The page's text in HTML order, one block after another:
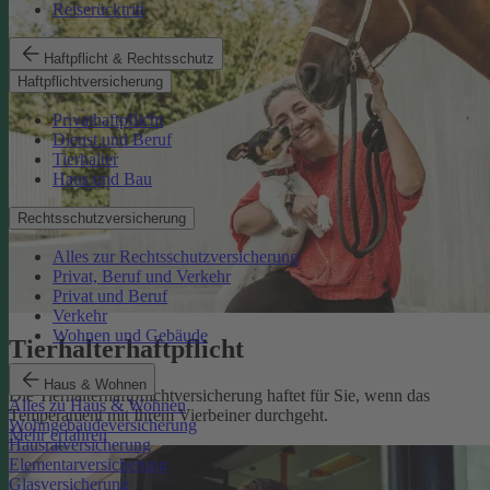
Reiserücktritt
Haftpflicht & Rechtsschutz
Haftpflichtversicherung
Privathaftpflicht
Dienst und Beruf
Tierhalter
Haus und Bau
Rechtsschutzversicherung
Alles zur Rechtsschutzversicherung
Privat, Beruf und Verkehr
Privat und Beruf
Verkehr
Wohnen und Gebäude
Haus & Wohnen
Alles zu Haus & Wohnen
Wohngebäudeversicherung
Hausratversicherung
Elementarversicherung
Glasversicherung
Tierhalterhaftpflicht
Die Tierhalterhaftpflichtversicherung haftet für Sie, wenn das
Temperament mit Ihrem Vierbeiner durchgeht.
Mehr erfahren